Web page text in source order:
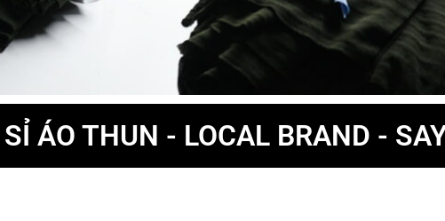
ÁO THUN - LOCAL BRAND -